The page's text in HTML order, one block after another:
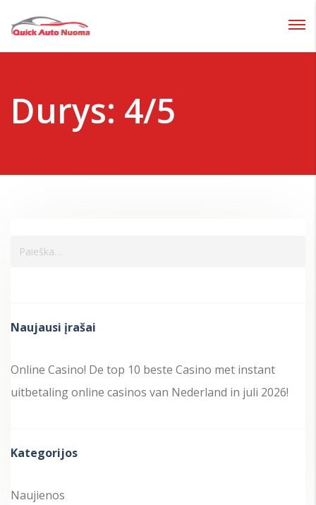
Durys: 4/5
Naujausi įrašai
Online Casino! De top 10 beste Casino met instant
uitbetaling online casinos van Nederland in juli 2026!
Kategorijos
Naujienos